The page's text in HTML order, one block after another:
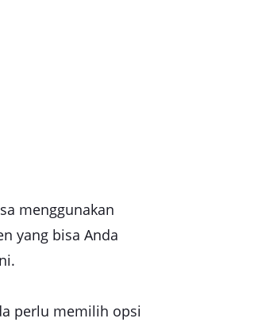
menggunakan
yang bisa Anda
perlu memilih opsi